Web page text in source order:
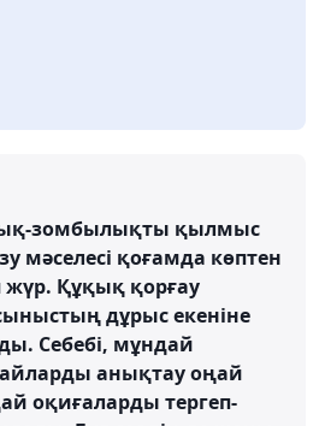
зомбылықты қылмыс
мәселесі қоғамда көптен
жүр. Құқық қорғау
дұрыс екеніне
Себебі, мұндай
анықтау оңай
оқиғаларды тергеп-